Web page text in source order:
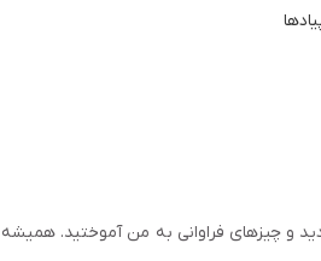
و چیزهای فراوانی به من آموختید. همیشه